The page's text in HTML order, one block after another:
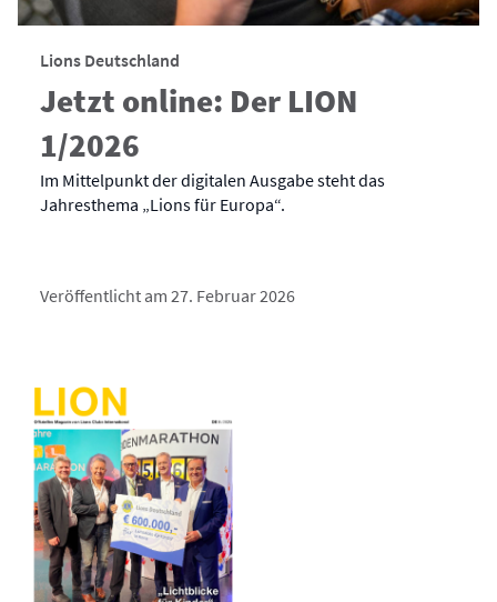
Lions Deutschland
Jetzt online: Der LION
1/2026
Im Mittelpunkt der digitalen Ausgabe steht das
Jahresthema „Lions für Europa“.
Veröffentlicht am 27. Februar 2026